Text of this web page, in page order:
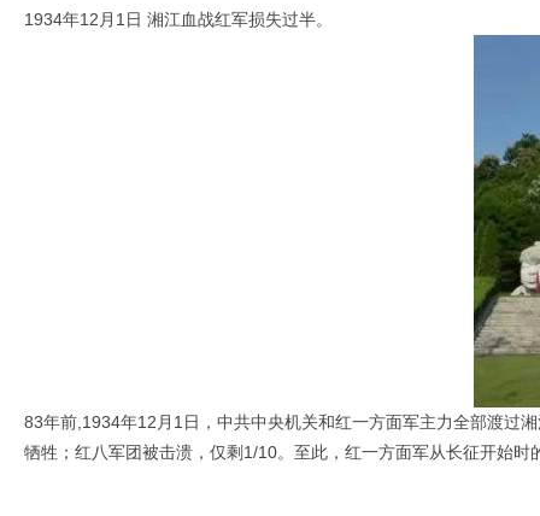
1934年12月1日 湘江血战红军损失过半。
83年前,1934年12月1日，中共中央机关和红一方面军主力全部渡过
牺牲；红八军团被击溃，仅剩1/10。至此，红一方面军从长征开始